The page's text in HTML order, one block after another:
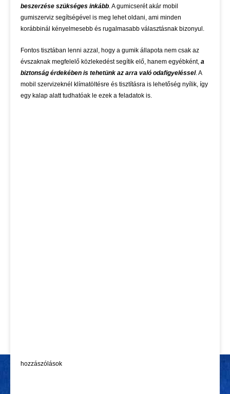
beszerzése szükséges inkább. A gumicserét akár mobil
gumiszerviz segítségével is meg lehet oldani, ami minden
korábbinál kényelmesebb és rugalmasabb választásnak bizonyul.
Fontos tisztában lenni azzal, hogy a gumik állapota nem csak az
évszaknak megfelelő közlekedést segítik elő, hanem egyébként, a
biztonság érdekében is tehetünk az arra való odafigyeléssel. A
mobil szervizeknél klímatöltésre és tisztításra is lehetőség nyílik, így
egy kalap alatt tudhatóak le ezek a feladatok is.
hozzászólások